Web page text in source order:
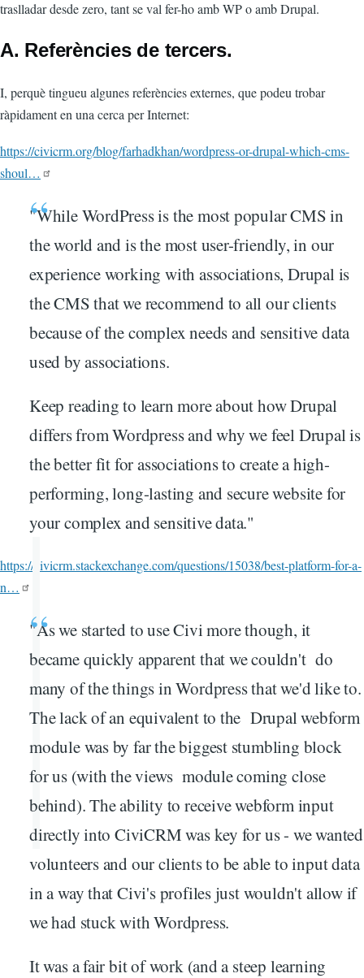
traslladar desde zero, tant se val fer-ho amb WP o amb Drupal.
A. Referències de tercers.
I, perquè tingueu algunes referències externes, que podeu trobar
ràpidament en una cerca per Internet:
https://civicrm.org/blog/farhadkhan/wordpress-or-drupal-which-cms-
shoul…
"While WordPress is the most popular CMS in
the world and is the most user-friendly, in our
experience working with associations, Drupal is
the CMS that we recommend to all our clients
because of the complex needs and sensitive data
used by associations.
Keep reading to learn more about how Drupal
differs from Wordpress and why we feel Drupal is
the better fit for associations to create a high-
performing, long-lasting and secure website for
your complex and sensitive data."
https://civicrm.stackexchange.com/questions/15038/best-platform-for-a-
n…
"As we started to use Civi more though, it
became quickly apparent that we couldn't do
many of the things in Wordpress that we'd like to.
The lack of an equivalent to the Drupal webform
module was by far the biggest stumbling block
for us (with the views module coming close
behind). The ability to receive webform input
directly into CiviCRM was key for us - we wanted
volunteers and our clients to be able to input data
in a way that Civi's profiles just wouldn't allow if
we had stuck with Wordpress.
It was a fair bit of work (and a steep learning